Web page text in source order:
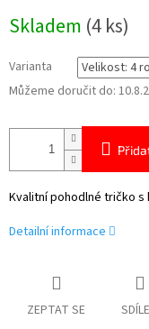
cena:
Skladem (4 ks)
Varianta
Můžeme doručit do:
Kvalitní pohodlné tričko s
Detailní informace
ZEPTAT SE